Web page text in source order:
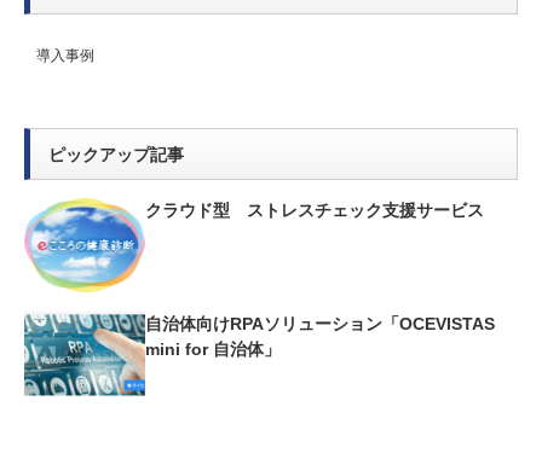
導入事例
ピックアップ記事
クラウド型 ストレスチェック支援サービス
自治体向けRPAソリューション「OCEVISTAS
mini for 自治体」